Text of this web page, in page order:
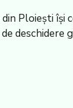
Ploiești
deschidere